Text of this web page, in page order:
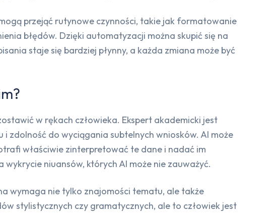
przejąć rutynowe czynności, takie jak formatowanie
błędów. Dzięki automatyzacji można skupić się na
staje się bardziej płynny, a każda zmiana może być
w rękach człowieka. Ekspert akademicki jest
zdolność do wyciągania subtelnych wniosków. AI może
właściwie zinterpretować te dane i nadać im
niuansów, których AI może nie zauważyć.
wymaga nie tylko znajomości tematu, ale także
stylistycznych czy gramatycznych, ale to człowiek jest